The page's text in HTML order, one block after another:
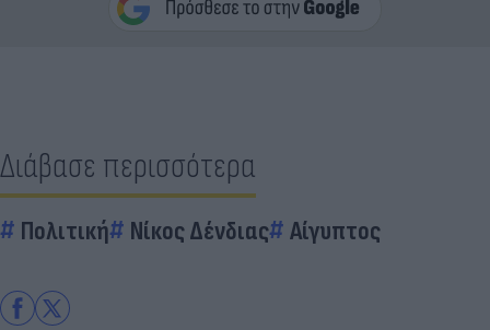
Διάβασε περισσότερα
Πολιτική Νίκος Δένδιας Αίγυπτος